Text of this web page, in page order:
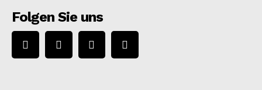
Folgen Sie uns